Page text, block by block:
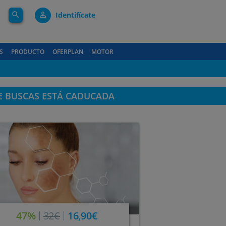
search person_outline Identifícate
PRODUCTO OFERPLAN MOTOR
ESTÁ CADUCADA
47% 32€ 16,90€